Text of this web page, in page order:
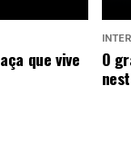
que vive
INTER
O